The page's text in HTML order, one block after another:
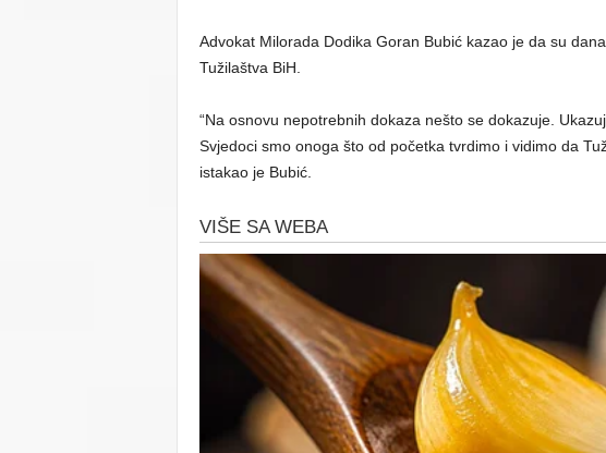
Advokat Milorada Dodika Goran Bubić kazao je da su
Tužilaštva BiH.
“Na osnovu nepotrebnih dokaza nešto se dokazuje.
Svjedoci smo onoga što od početka tvrdimo i vidimo da
istakao je Bubić.